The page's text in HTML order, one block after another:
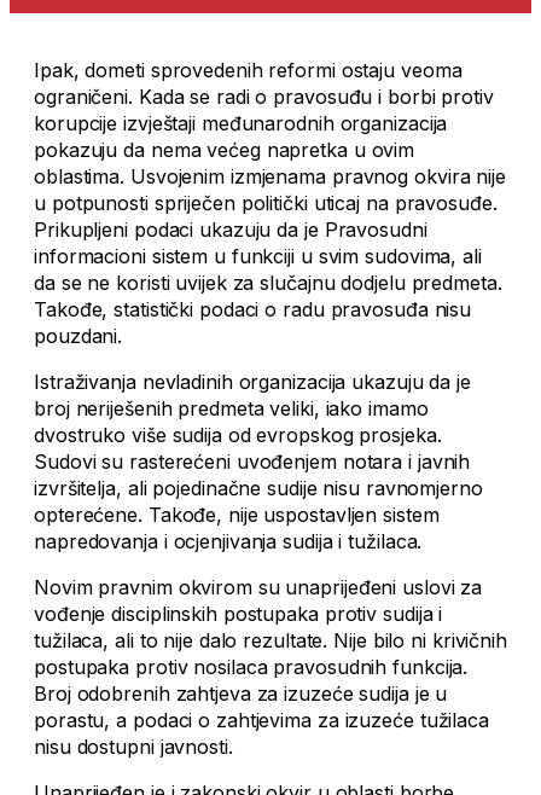
Ipak, dometi sprovedenih reformi ostaju veoma
ograničeni. Kada se radi o pravosuđu i borbi protiv
korupcije izvještaji međunarodnih organizacija
pokazuju da nema većeg napretka u ovim
oblastima. Usvojenim izmjenama pravnog okvira nije
u potpunosti spriječen politički uticaj na pravosuđe.
Prikupljeni podaci ukazuju da je Pravosudni
informacioni sistem u funkciji u svim sudovima, ali
da se ne koristi uvijek za slučajnu dodjelu predmeta.
Takođe, statistički podaci o radu pravosuđa nisu
pouzdani.
Istraživanja nevladinih organizacija ukazuju da je
broj neriješenih predmeta veliki, iako imamo
dvostruko više sudija od evropskog prosjeka.
Sudovi su rasterećeni uvođenjem notara i javnih
izvršitelja, ali pojedinačne sudije nisu ravnomjerno
opterećene. Takođe, nije uspostavljen sistem
napredovanja i ocjenjivanja sudija i tužilaca.
Novim pravnim okvirom su unaprijeđeni uslovi za
vođenje disciplinskih postupaka protiv sudija i
tužilaca, ali to nije dalo rezultate. Nije bilo ni krivičnih
postupaka protiv nosilaca pravosudnih funkcija.
Broj odobrenih zahtjeva za izuzeće sudija je u
porastu, a podaci o zahtjevima za izuzeće tužilaca
nisu dostupni javnosti.